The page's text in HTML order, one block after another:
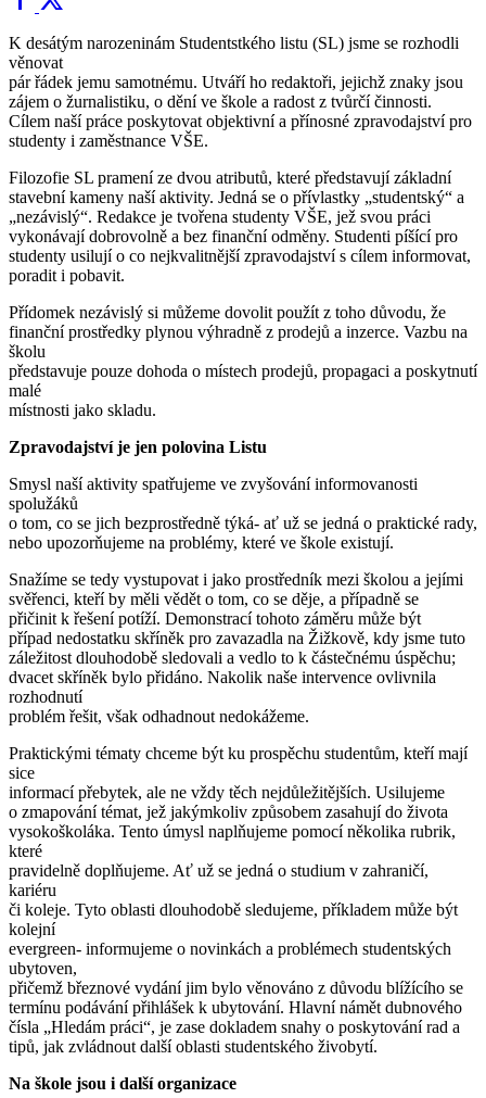
K desátým narozeninám Studentstkého listu (SL) jsme se rozhodli
věnovat
pár řádek jemu samotnému. Utváří ho redaktoři, jejichž znaky jsou
zájem o žurnalistiku, o dění ve škole a radost z tvůrčí činnosti.
Cílem naší práce poskytovat objektivní a přínosné zpravodajství pro
studenty i zaměstnance VŠE.
Filozofie SL pramení ze dvou atributů, které představují základní
stavební kameny naší aktivity. Jedná se o přívlastky „studentský“ a
„nezávislý“. Redakce je tvořena studenty VŠE, jež svou práci
vykonávají dobrovolně a bez finanční odměny. Studenti píšící pro
studenty usilují o co nejkvalitnější zpravodajství s cílem informovat,
poradit i pobavit.
Přídomek nezávislý si můžeme dovolit použít z toho důvodu, že
finanční prostředky plynou výhradně z prodejů a inzerce. Vazbu na
školu
představuje pouze dohoda o místech prodejů, propagaci a poskytnutí
malé
místnosti jako skladu.
Zpravodajství je jen polovina Listu
Smysl naší aktivity spatřujeme ve zvyšování informovanosti
spolužáků
o tom, co se jich bezprostředně týká- ať už se jedná o praktické rady,
nebo upozorňujeme na problémy, které ve škole existují.
Snažíme se tedy vystupovat i jako prostředník mezi školou a jejími
svěřenci, kteří by měli vědět o tom, co se děje, a případně se
přičinit k řešení potíží. Demonstrací tohoto záměru může být
případ nedostatku skříněk pro zavazadla na Žižkově, kdy jsme tuto
záležitost dlouhodobě sledovali a vedlo to k částečnému úspěchu;
dvacet skříněk bylo přidáno. Nakolik naše intervence ovlivnila
rozhodnutí
problém řešit, však odhadnout nedokážeme.
Praktickými tématy chceme být ku prospěchu studentům, kteří mají
sice
informací přebytek, ale ne vždy těch nejdůležitějších. Usilujeme
o zmapování témat, jež jakýmkoliv způsobem zasahují do života
vysokoškoláka. Tento úmysl naplňujeme pomocí několika rubrik,
které
pravidelně doplňujeme. Ať už se jedná o studium v zahraničí,
kariéru
či koleje. Tyto oblasti dlouhodobě sledujeme, příkladem může být
kolejní
evergreen- informujeme o novinkách a problémech studentských
ubytoven,
přičemž březnové vydání jim bylo věnováno z důvodu blížícího se
termínu podávání přihlášek k ubytování. Hlavní námět dubnového
čísla „Hledám práci“, je zase dokladem snahy o poskytování rad a
tipů, jak zvládnout další oblasti studentského živobytí.
Na škole jsou i další organizace